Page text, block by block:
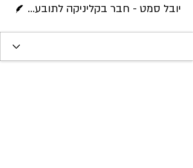
יובל סמט - חבר בקליניקה לתובענות ייצוגיות